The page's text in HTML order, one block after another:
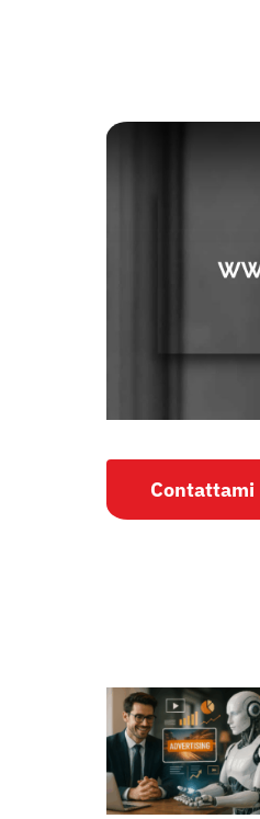
Contattami